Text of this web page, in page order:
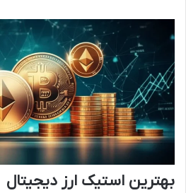
بهترین استیک ارز دیجیتال